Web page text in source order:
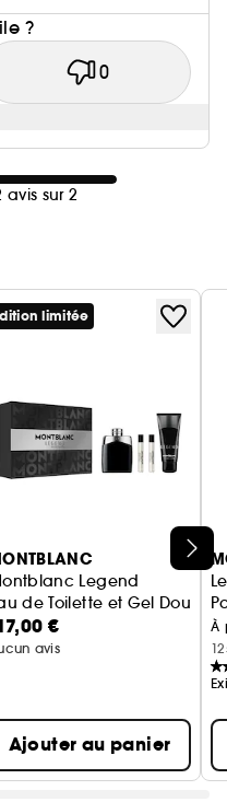
?
0
avis sur 2
limitée
Legend
de Toilette et Gel Douche
€
avis
Ajouter au panier
À